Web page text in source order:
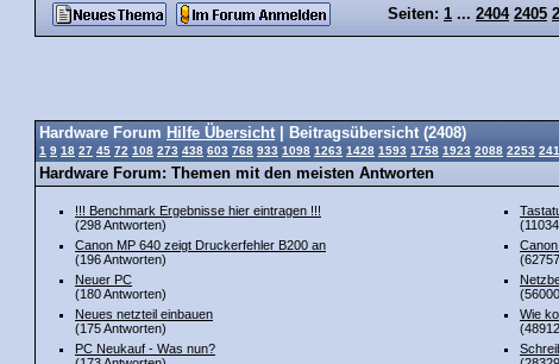
Seiten: 1 ... 2404 2405
Hardware Forum Hilfe Übersicht | Beitragsübersicht (2408)
1 9 18 27 45 72 108 273 438 603 768 933 1098 1263 1428 1593 1758 1923 2088 2253
Hardware Forum: Themen mit den meisten Antworten
!!! Benchmark Ergebnisse hier eintragen !!!
(298 Antworten)
Canon MP 640 zeigt Druckerfehler B200 an
(196 Antworten)
Neuer PC
(180 Antworten)
Neues netzteil einbauen
(175 Antworten)
PC Neukauf - Was nun?
Wie